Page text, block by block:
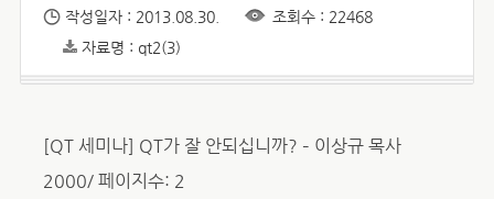
작성일자 : 2013.08.30.
조회수 : 22468
자료명 : qt2(3)
[QT 세미나] QT가 잘 안되십니까? – 이상규 목사
2000/ 페이지수: 2